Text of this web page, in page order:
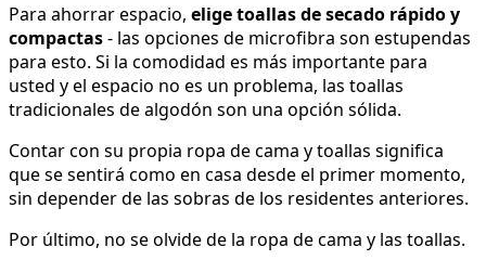
Para ahorrar espacio, elige toallas de secado rápido y
compactas- las opciones de microfibra son estupendas
para esto. Si la comodidad es más importante para
usted y el espacio no es un problema, las toallas
tradicionales de algodón son una opción sólida.
Contar con su propia ropa de cama y toallas significa
que se sentirá como en casa desde el primer momento,
sin depender de las sobras de los residentes anteriores.
Por último, no se olvide de la ropa de cama y las toallas.